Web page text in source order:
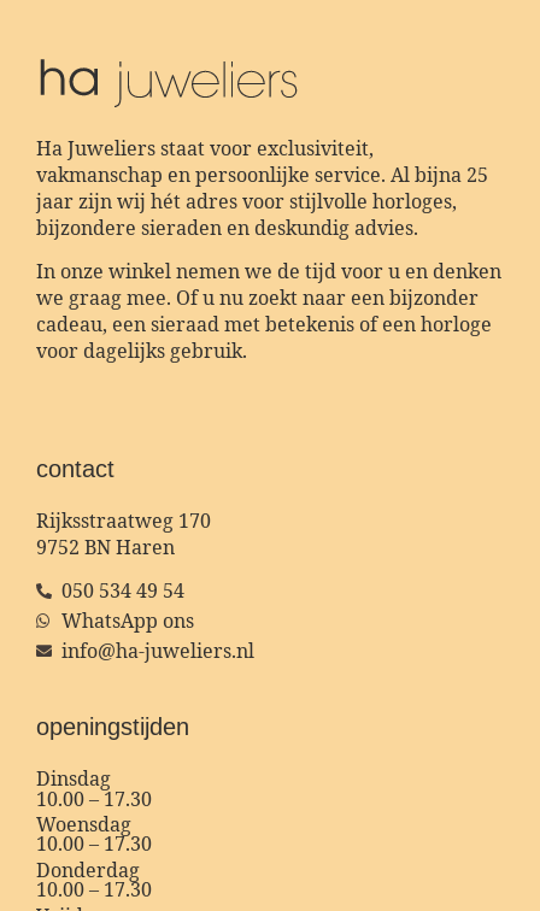
Ha Juweliers staat voor exclusiviteit,
vakmanschap en persoonlijke service. Al bijna 25
jaar zijn wij hét adres voor stijlvolle horloges,
bijzondere sieraden en deskundig advies.
In onze winkel nemen we de tijd voor u en denken
we graag mee. Of u nu zoekt naar een bijzonder
cadeau, een sieraad met betekenis of een horloge
voor dagelijks gebruik.
contact
Rijksstraatweg 170
9752 BN Haren
050 534 49 54
WhatsApp ons
info@ha-juweliers.nl
openingstijden
Dinsdag
10.00 – 17.30
Woensdag
10.00 – 17.30
Donderdag
10.00 – 17.30